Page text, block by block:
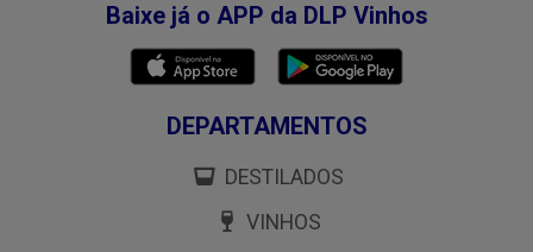
Baixe já o APP da DLP Vinhos
DEPARTAMENTOS
DESTILADOS
VINHOS